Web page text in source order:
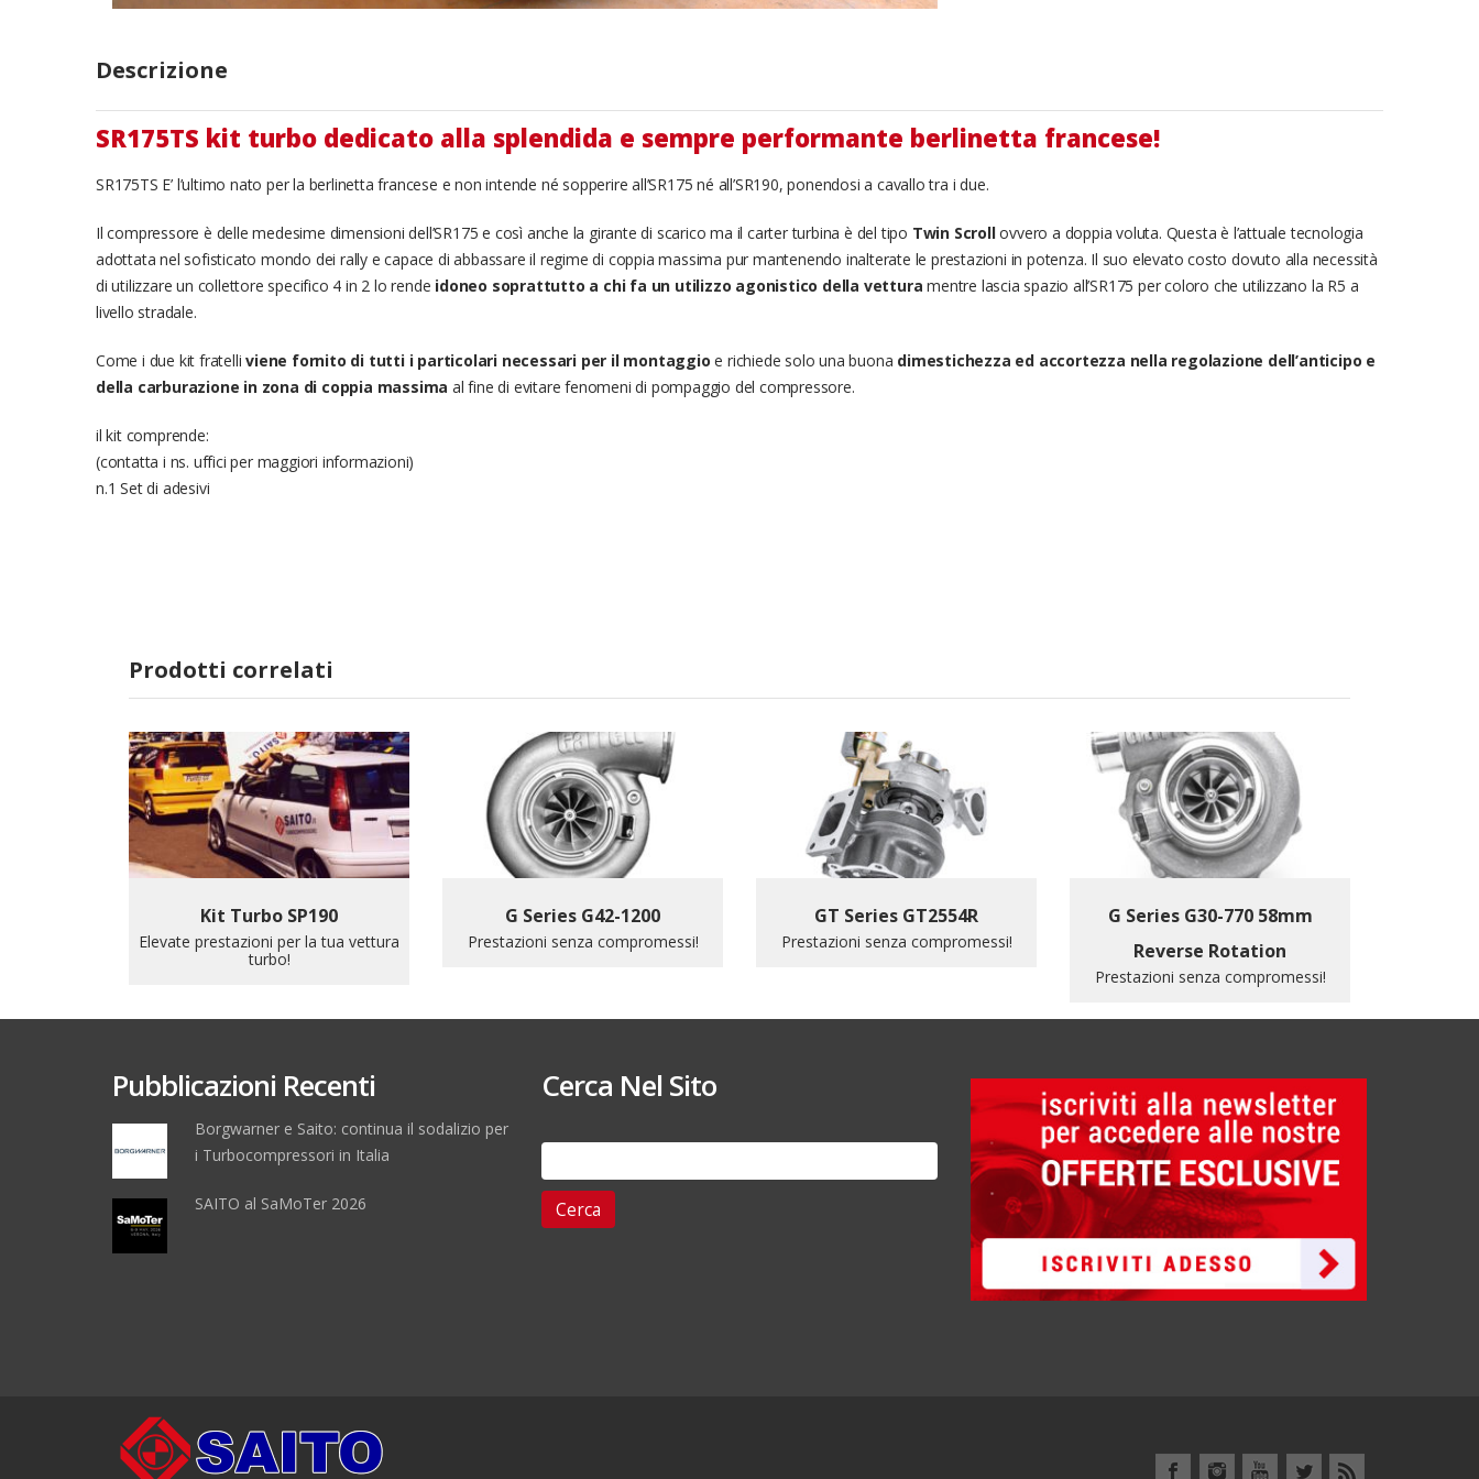
Descrizione
SR175TS kit turbo dedicato alla splendida e sempre performante berlinetta francese!
SR175TS E’ l’ultimo nato per la berlinetta francese e non intende né sopperire all’SR175 né all’SR190, ponendosi a cavallo tra i due.
Il compressore è delle medesime dimensioni dell’SR175 e così anche la girante di scarico ma il carter turbina è del tipo Twin Scrollovvero a doppia voluta. Questa è l’attuale tecnologia
adottata nel sofisticato mondo dei rally e capace di abbassare il regime di coppia massima pur mantenendo inalterate le prestazioni in potenza. Il suo elevato costo dovuto alla necessità
di utilizzare un collettore specifico 4 in 2 lo rende idoneo soprattutto a chi fa un utilizzo agonistico della vettura mentre lascia spazio all’SR175 per coloro che utilizzano la R5 a
livello stradale.
Come i due kit fratelliviene fornito di tutti i particolari necessari per il montaggio e richiede solo una buona dimestichezza ed accortezza nella regolazione dell’anticipo e
della carburazione in zona di coppia massima al fine di evitare fenomeni di pompaggio del compressore.
il kit comprende:
(contatta i ns. uffici per maggiori informazioni)
n.1 Set di adesivi
Prodotti correlati
Kit Turbo SP190
Elevate prestazioni per la tua vettura
turbo!
G Series G42-1200
Prestazioni senza compromessi!
GT Series GT2554R
Prestazioni senza compromessi!
G Series G30-770 58mm
Reverse Rotation
Prestazioni senza compromessi!
Pubblicazioni Recenti
Borgwarner e Saito: continua il sodalizio per
i Turbocompressori in Italia
SAITO al SaMoTer 2026
Cerca Nel Sito
Ricerca
per: